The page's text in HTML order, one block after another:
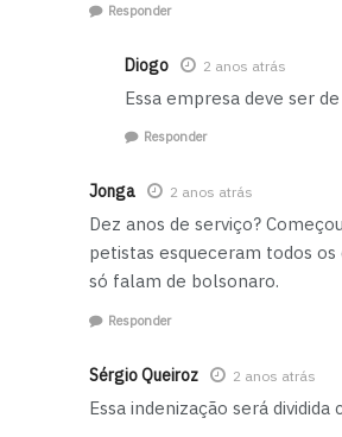
Responder
Diogo 2 anos atrás
Essa empresa deve ser
Responder
Jonga 2 anos atrás
Dez anos de serviço?
petistas esqueceram todos os
só falam de bolsonaro.
Responder
Sérgio Queiroz 2 anos atrás
Essa indenização será dividida